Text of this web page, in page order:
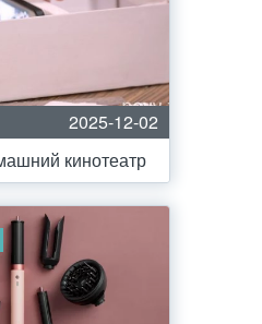
2025-12-02
кинотеатр